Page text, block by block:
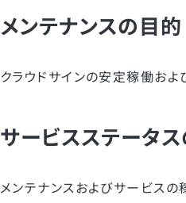
メンテナンスの目的
クラウドサインの安定稼働およ
サービスステータ
メンテナンスおよびサービスの